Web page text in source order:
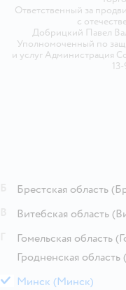
Ответственный за
с
Добрицкий Павел
Уполномоченный по
и услуг Администрация
Брестская область
Витебская область
Гомельская область
Гродненская область
М Минск (Минск)